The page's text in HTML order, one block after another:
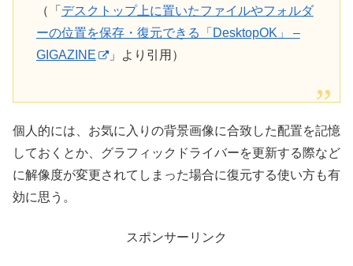
（「 デスクトップ上に置いたファイルやフォルダ
ーの位置を保存・復元できる「DesktopOK」 –
GIGAZINE
」より引用）
個人的には、お気に入りの背景画像に合致した配置を記憶
しておくとか、グラフィックドライバーを更新する際など
に解像度が変更されてしまった場合に復元する使い方も有
効に思う。
スポンサーリンク